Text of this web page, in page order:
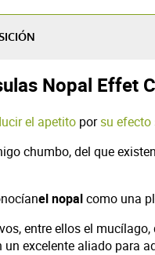
Nopal Effet
el apetito porsu efecto
chumbo, del que
el nopalcomo una
entre ellos el mucílago,
un excelente aliado para